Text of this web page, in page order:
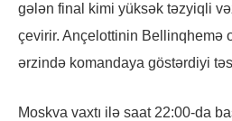
gələn final kimi yüksək təzyiqli
çevirir. Ançelottinin Bellinqhemə
ərzində komandaya göstərdiyi
Moskva vaxtı ilə saat 22:00-da